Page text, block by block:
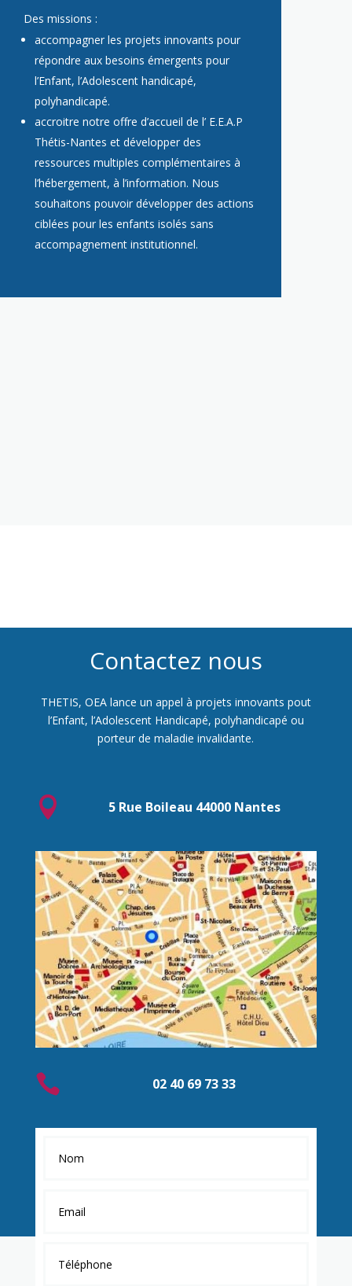
Des missions :
accompagner les projets innovants pour
répondre aux besoins émergents pour
l’Enfant, l’Adolescent handicapé,
polyhandicapé.
accroitre notre offre d’accueil de l’ E.E.A.P
Thétis-Nantes et développer des
ressources multiples complémentaires à
l’hébergement, à l’information. Nous
souhaitons pouvoir développer des actions
ciblées pour les enfants isolés sans
accompagnement institutionnel.
Contactez nous
THETIS, OEA lance un appel à projets innovants pout
l’Enfant, l’Adolescent Handicapé, polyhandicapé ou
porteur de maladie invalidante.
 5 Rue Boileau 44000 Nantes
 02 40 69 73 33